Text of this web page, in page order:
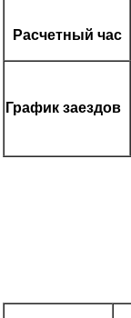
Расчетный час
График заездов